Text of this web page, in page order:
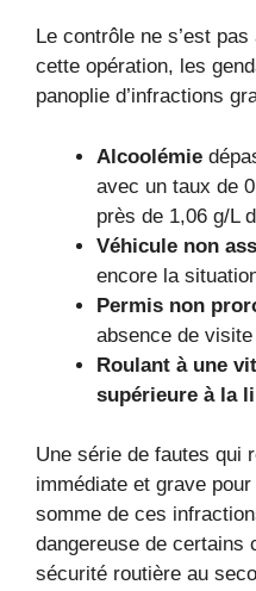
Le contrôle ne s’est
cette opération, les
panoplie d’infractions
Alcoolémie
avec un taux de
près de 1,06 g/L
Véhicule non
encore la
Permis non
absence de
Roulant à une
supérieure à la
Une série de fautes qui
immédiate et grave
somme de ces
dangereuse de certains
sécurité routière au